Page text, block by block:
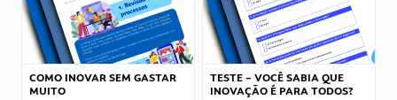
COMO INOVAR SEM GASTAR
MUITO
TESTE – VOCÊ SABIA QUE
INOVAÇÃO É PARA TODOS?